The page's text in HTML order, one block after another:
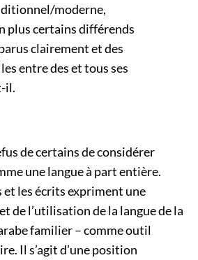
moderne,
plus certains différends
clairement et des
entre des et tous ses
il.
de certains de considérer
une langue à part entière.
et les écrits expriment une
de l’utilisation de la langue de la
familier – comme outil
Il s’agit d’une position